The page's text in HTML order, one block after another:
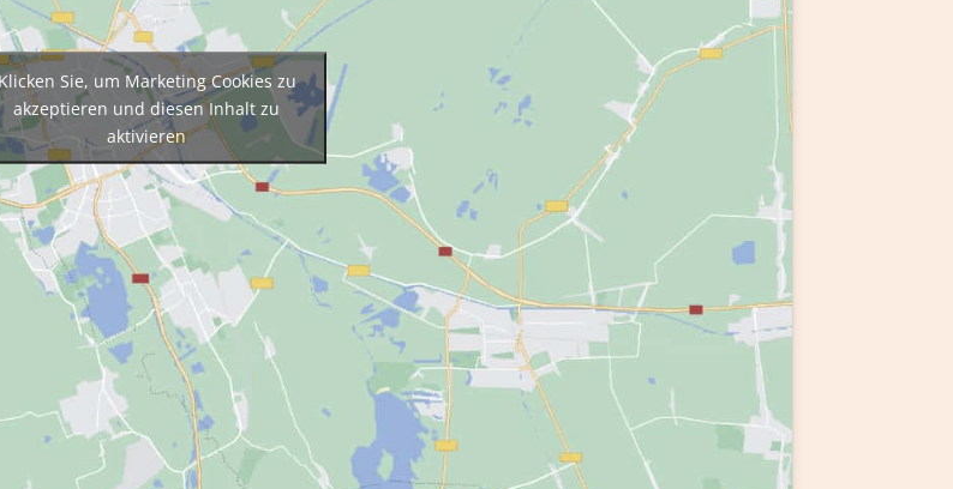
Klicken Sie, um Marketing Cookies zu
akzeptieren und diesen Inhalt zu
aktivieren